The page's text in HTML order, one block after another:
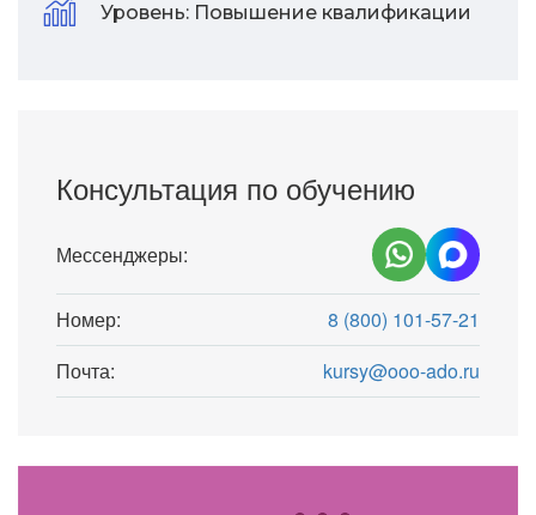
Уровень: Повышение квалификации
Консультация по обучению
Мессенджеры:
Номер:
8 (800) 101-57-21
Почта:
kursy@ooo-ado.ru